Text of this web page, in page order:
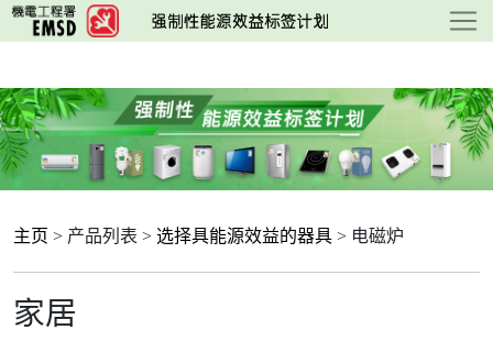
跳
至
要
内
容
主页 > 产品列表 > 选择具能源效益的器具 > 电磁炉
家居